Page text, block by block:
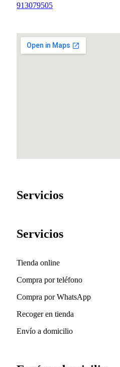
913079505
Servicios
Servicios
Tienda online
Compra por teléfono
Compra por WhatsApp
Recoger en tienda
Envío a domicilio